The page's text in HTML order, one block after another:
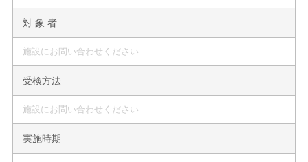
対 象 者
施設にお問い合わせください
受検方法
施設にお問い合わせください
実施時期